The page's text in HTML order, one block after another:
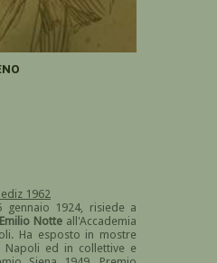
1962
gennaio 1924, risiede a
Emilio Notte all'Accademia
Ha esposto in mostre
Napoli ed in collettive e